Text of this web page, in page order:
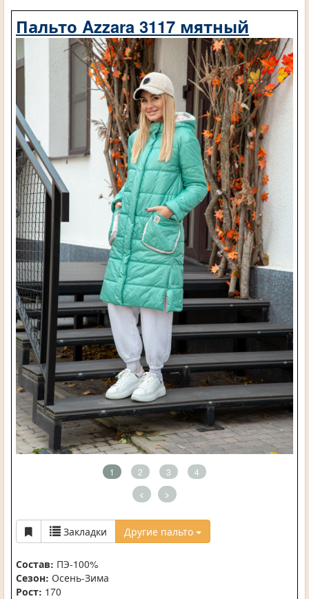
Пальто Azzara 3117 мятный
1 2 3 4
< >
Закладки Другие пальто
Состав: ПЭ-100%
Сезон: Осень-Зима
Рост: 170